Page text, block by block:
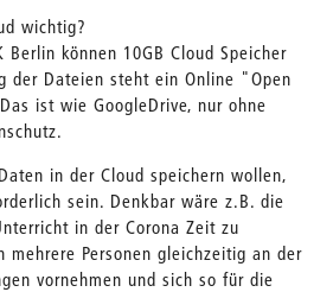
wichtig?
können 10GB Cloud Speicher
der Dateien steht ein Online "Open
ist wie GoogleDrive, nur ohne
in der Cloud speichern wollen,
sein. Denkbar wäre z.B. die
in der Corona Zeit zu
mehrere Personen gleichzeitig an der
vornehmen und sich so für die